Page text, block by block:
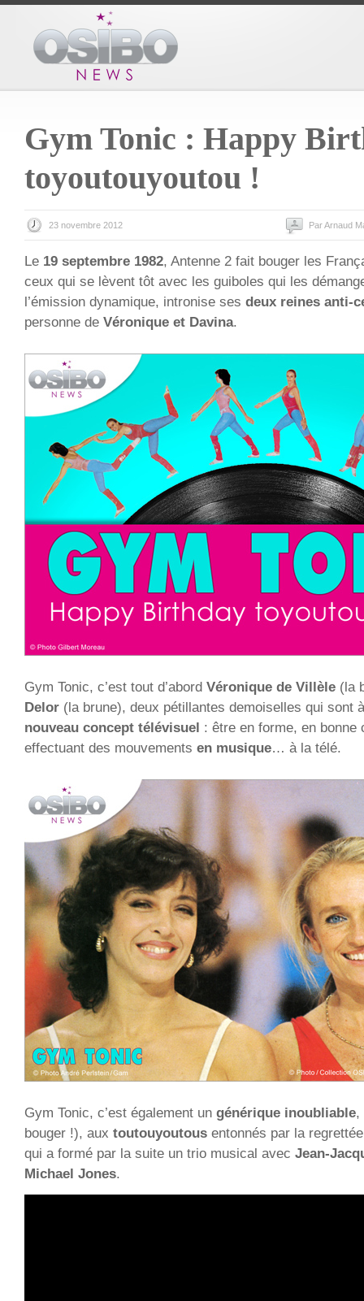
Gym Tonic : Happy
toyoutouyoutou !
23 novembre 2012 Par Arnaud
Le 19 septembre 1982, Antenne 2 fait bouger les
ceux qui se lèvent tôt avec les guiboles qui les
l’émission dynamique, intronise ses deux reines anti-
personne de Véronique et Davina.
Gym Tonic, c’est tout d’abord Véronique de Villèle (la
Delor (la brune), deux pétillantes demoiselles qui sont à
nouveau concept télévisuel : être en forme, en bonne
effectuant des mouvements en musique… à la télé.
Gym Tonic, c’est également un générique inoubliable,
bouger !), aux toutouyoutous entonnés par la
qui a formé par la suite un trio musical avec Jean-
Michael Jones.